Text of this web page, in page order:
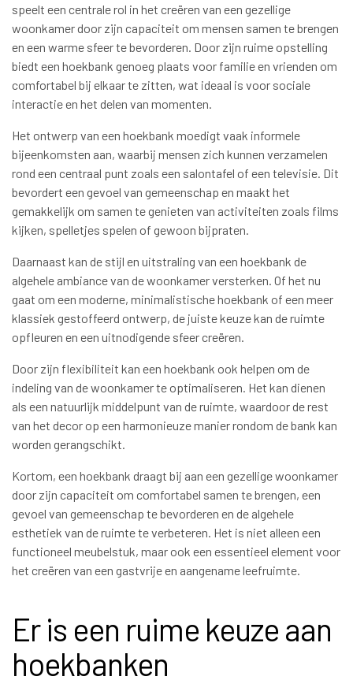
speelt een centrale rol in het creëren van een gezellige
woonkamer door zijn capaciteit om mensen samen te brengen
en een warme sfeer te bevorderen. Door zijn ruime opstelling
biedt een hoekbank genoeg plaats voor familie en vrienden om
comfortabel bij elkaar te zitten, wat ideaal is voor sociale
interactie en het delen van momenten.
Het ontwerp van een hoekbank moedigt vaak informele
bijeenkomsten aan, waarbij mensen zich kunnen verzamelen
rond een centraal punt zoals een salontafel of een televisie. Dit
bevordert een gevoel van gemeenschap en maakt het
gemakkelijk om samen te genieten van activiteiten zoals films
kijken, spelletjes spelen of gewoon bijpraten.
Daarnaast kan de stijl en uitstraling van een hoekbank de
algehele ambiance van de woonkamer versterken. Of het nu
gaat om een moderne, minimalistische hoekbank of een meer
klassiek gestoffeerd ontwerp, de juiste keuze kan de ruimte
opfleuren en een uitnodigende sfeer creëren.
Door zijn flexibiliteit kan een hoekbank ook helpen om de
indeling van de woonkamer te optimaliseren. Het kan dienen
als een natuurlijk middelpunt van de ruimte, waardoor de rest
van het decor op een harmonieuze manier rondom de bank kan
worden gerangschikt.
Kortom, een hoekbank draagt bij aan een gezellige woonkamer
door zijn capaciteit om comfortabel samen te brengen, een
gevoel van gemeenschap te bevorderen en de algehele
esthetiek van de ruimte te verbeteren. Het is niet alleen een
functioneel meubelstuk, maar ook een essentieel element voor
het creëren van een gastvrije en aangename leefruimte.
Er is een ruime keuze aan
hoekbanken